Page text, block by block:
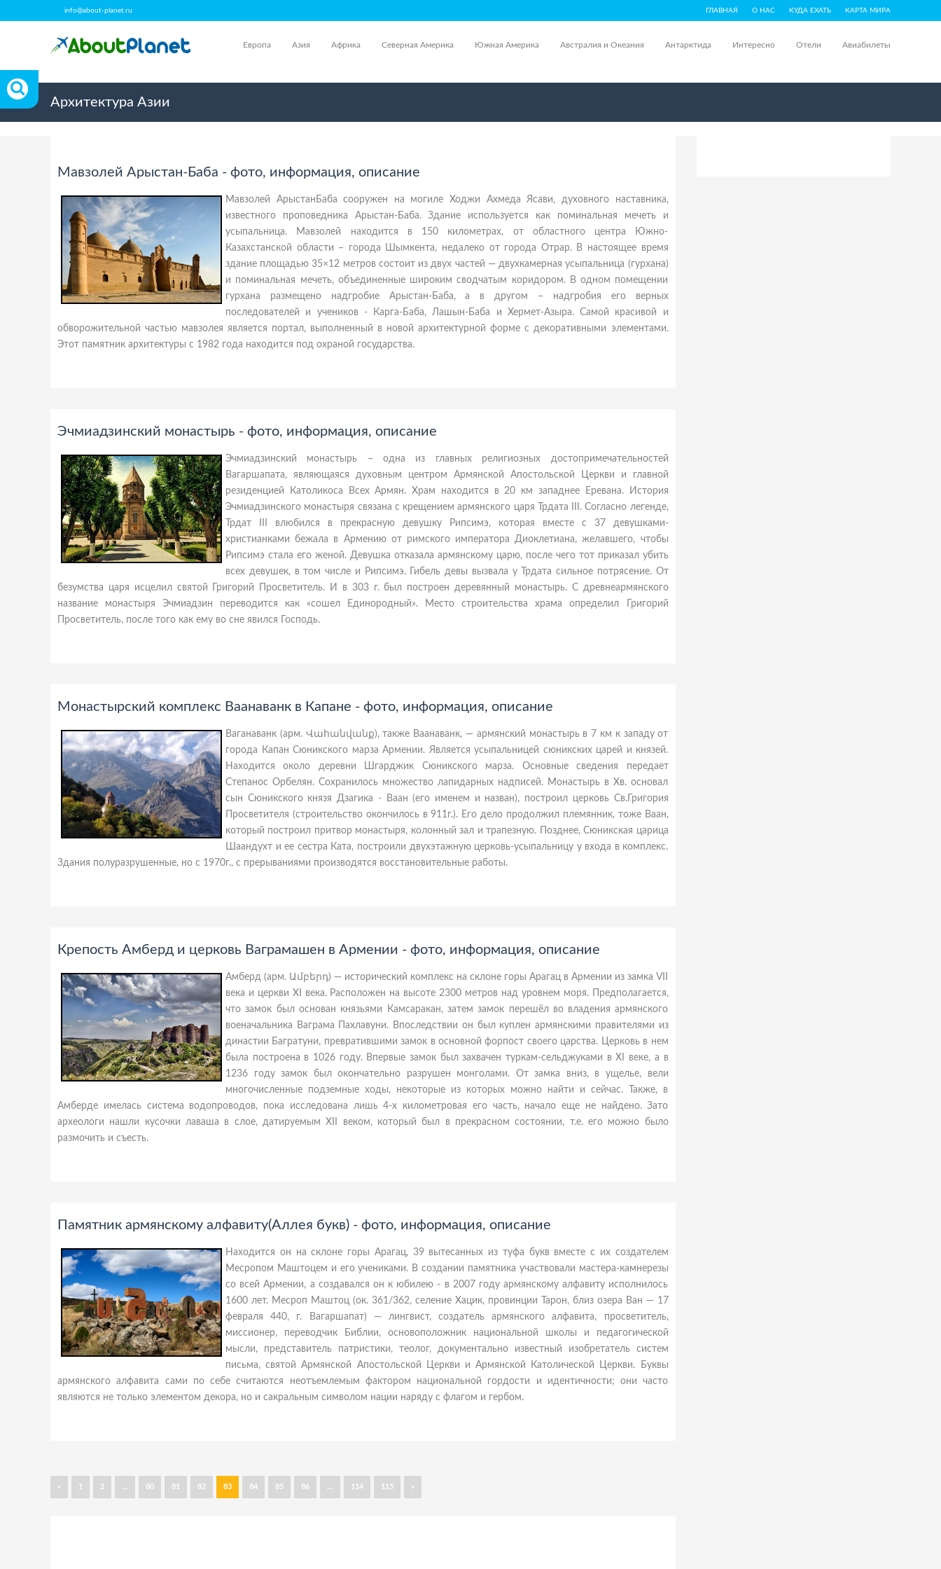
info@about-planet.ru ГЛАВНАЯ О НАС КУДА ЕХАТЬ КАРТА МИРА
Европа Азия Африка Северная Америка Южная Америка Австралия и Океания Антарктида Интересно Отели Авиабилеты
Архитектура Азии
Мавзолей Арыстан-Баба - фото, информация, описание
Мавзолей АрыстанБаба сооружен на могиле Ходжи Ахмеда Ясави, духовного наставника,
известного проповедника Арыстан-Баба. Здание используется как поминальная мечеть и
усыпальница. Мавзолей находится в 150 километрах, от областного центра Южно-
Казахстанской области – города Шымкента, недалеко от города Отрар. В настоящее время
здание площадью 35×12 метров состоит из двух частей — двухкамерная усыпальница (гурхана)
и поминальная мечеть, объединенные широким сводчатым коридором. В одном помещении
гурхана размещено надгробие Арыстан-Баба, а в другом – надгробия его верных
последователей и учеников - Карга-Баба, Лашын-Баба и Хермет-Азыра. Самой красивой и
обворожительной частью мавзолея является портал, выполненный в новой архитектурной форме с декоративными элементами.
Этот памятник архитектуры с 1982 года находится под охраной государства.
Эчмиадзинский монастырь - фото, информация, описание
Эчмиадзинский монастырь – одна из главных религиозных достопримечательностей
Вагаршапата, являющаяся духовным центром Армянской Апостольской Церкви и главной
резиденцией Католикоса Всех Армян. Храм находится в 20 км западнее Еревана. История
Эчмиадзинского монастыря связана с крещением армянского царя Трдата III. Согласно легенде,
Трдат III влюбился в прекрасную девушку Рипсимэ, которая вместе с 37 девушками-
христианками бежала в Армению от римского императора Диоклетиана, желавшего, чтобы
Рипсимэ стала его женой. Девушка отказала армянскому царю, после чего тот приказал убить
всех девушек, в том числе и Рипсимэ. Гибель девы вызвала у Трдата сильное потрясение. От
безумства царя исцелил святой Григорий Просветитель. И в 303 г. был построен деревянный монастырь. С древнеармянского
название монастыря Эчмиадзин переводится как «сошел Единородный». Место строительства храма определил Григорий
Просветитель, после того как ему во сне явился Господь.
Монастырский комплекс Ваанаванк в Капане - фото, информация, описание
Ваганаванк (арм. Վահանվանք), также Ваанаванк, — армянский монастырь в 7 км к западу от
города Капан Сюникского марза Армении. Является усыпальницей сюникских царей и князей.
Находится около деревни Шгарджик Сюникского марза. Основные сведения передает
Степанос Орбелян. Сохранилось множество лапидарных надписей. Монастырь в Xв. основал
сын Сюникского князя Дзагика - Ваан (его именем и назван), построил церковь Св.Григория
Просветителя (строительство окончилось в 911г.). Его дело продолжил племянник, тоже Ваан,
который построил притвор монастыря, колонный зал и трапезную. Позднее, Сюникская царица
Шаандухт и ее сестра Ката, построили двухэтажную церковь-усыпальницу у входа в комплекс.
Здания полуразрушенные, но с 1970г., с прерываниями производятся восстановительные работы.
Крепость Амберд и церковь Ваграмашен в Армении - фото, информация, описание
Амберд (арм. Ամբերդ) — исторический комплекс на склоне горы Арагац в Армении из замка VII
века и церкви XI века. Расположен на высоте 2300 метров над уровнем моря. Предполагается,
что замок был основан князьями Камсаракан, затем замок перешёл во владения армянского
военачальника Ваграма Пахлавуни. Впоследствии он был куплен армянскими правителями из
династии Багратуни, превратившими замок в основной форпост своего царства. Церковь в нем
была построена в 1026 году. Впервые замок был захвачен туркам-сельджуками в XI веке, а в
1236 году замок был окончательно разрушен монголами. От замка вниз, в ущелье, вели
многочисленные подземные ходы, некоторые из которых можно найти и сейчас. Также, в
Амберде имелась система водопроводов, пока исследована лишь 4-х километровая его часть, начало еще не найдено. Зато
археологи нашли кусочки лаваша в слое, датируемым XII веком, который был в прекрасном состоянии, т.е. его можно было
размочить и съесть.
Памятник армянскому алфавиту(Аллея букв) - фото, информация, описание
Находится он на склоне горы Арагац, 39 вытесанных из туфа букв вместе с их создателем
Месропом Маштоцем и его учениками. В создании памятника участвовали мастера-камнерезы
со всей Армении, а создавался он к юбилею - в 2007 году армянскому алфавиту исполнилось
1600 лет. Месроп Маштоц (ок. 361/362, селение Хацик, провинции Тарон, близ озера Ван — 17
февраля 440, г. Вагаршапат) — лингвист, создатель армянского алфавита, просветитель,
миссионер, переводчик Библии, основоположник национальной школы и педагогической
мысли, представитель патристики, теолог, документально известный изобретатель систем
письма, святой Армянской Апостольской Церкви и Армянской Католической Церкви. Буквы
армянского алфавита сами по себе считаются неотъемлемым фактором национальной гордости и идентичности; они часто
являются не только элементом декора, но и сакральным символом нации наряду с флагом и гербом.
« 1 2 ... 80 81 82 83 84 85 86 ... 114 115 »